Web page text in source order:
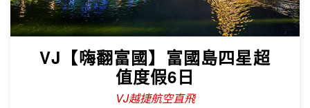
VJ【嗨翻富國】富國島四星超
值度假6日
VJ越捷航空直飛